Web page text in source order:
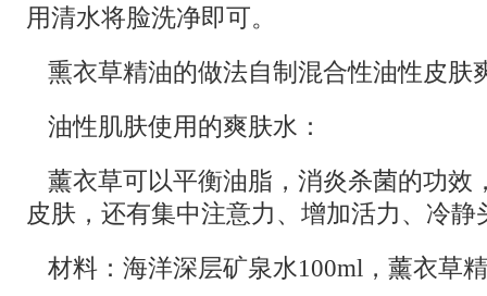
用清水将脸洗净即可。
熏衣草精油的做法自制混合性油性皮肤
油性肌肤使用的爽肤水：
薰衣草可以平衡油脂，消炎杀菌的功效
皮肤，还有集中注意力、增加活力、冷静
材料：海洋深层矿泉水100ml，薰衣草